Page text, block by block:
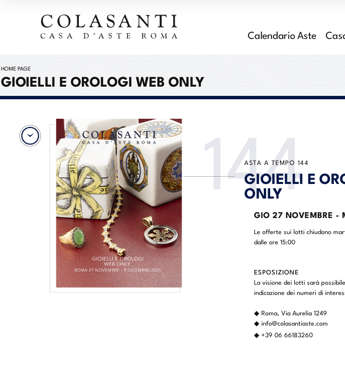
Calendario Aste
HOME PAGE
GIOIELLI E OROLOGI WEB ONLY
ASTA A TEMPO 144
144
GIOIELLI E
ONLY
GIO 27 NOVEMBRE -
Le offerte sui lotti chiudono
dalle ore 15:00
ESPOSIZIONE
La visione dei lotti sarà
indicazione dei numeri di
◆ Roma, Via Aurelia 1249
◆ info@colasantiaste.com
◆ +39 06 66183260